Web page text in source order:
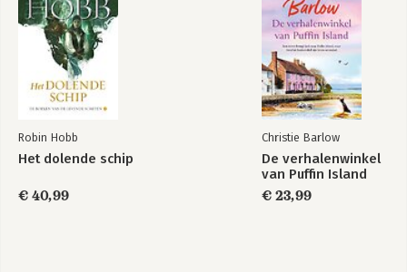
Robin Hobb
Het dolende schip
€ 40,99
Christie Barlow
De verhalenwinkel
van Puffin Island
€ 23,99